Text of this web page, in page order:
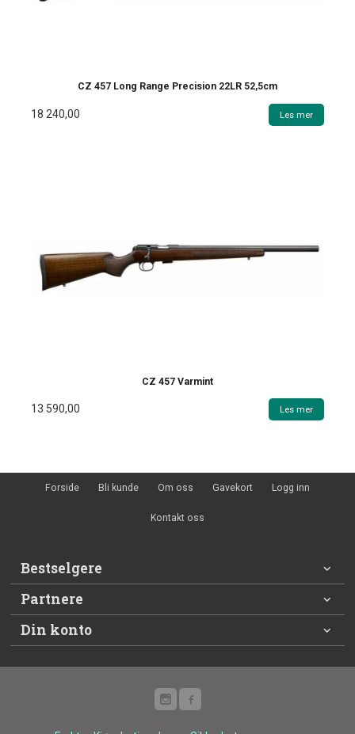
CZ 457 Long Range Precision 22LR 52,5cm
18 240,00 Les mer
CZ 457 Varmint
13 590,00 Les mer
Forside Bli kunde Om oss Gavekort Logg inn
Kontakt oss
Bestselgere
Partnere
Din konto